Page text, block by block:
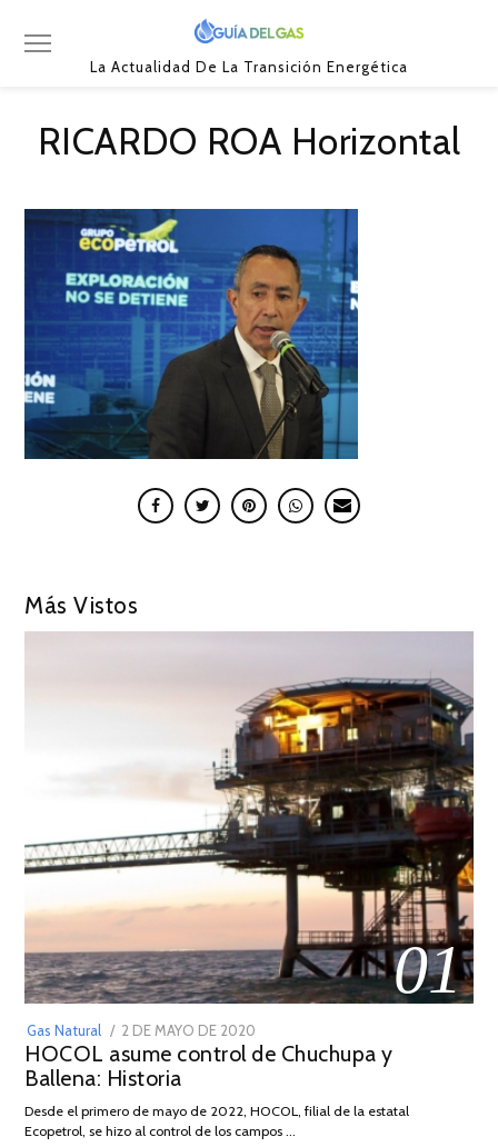
La Actualidad De La Transición Energética
RICARDO ROA Horizontal
Más Vistos
01
Gas Natural
POSTED
ON
2 DE MAYO DE 2020
DE
2026
HOCOL asume control de Chuchupa y
Ballena: Historia
Desde el primero de mayo de 2022, HOCOL, filial de la estatal
Ecopetrol, se hizo al control de los campos …